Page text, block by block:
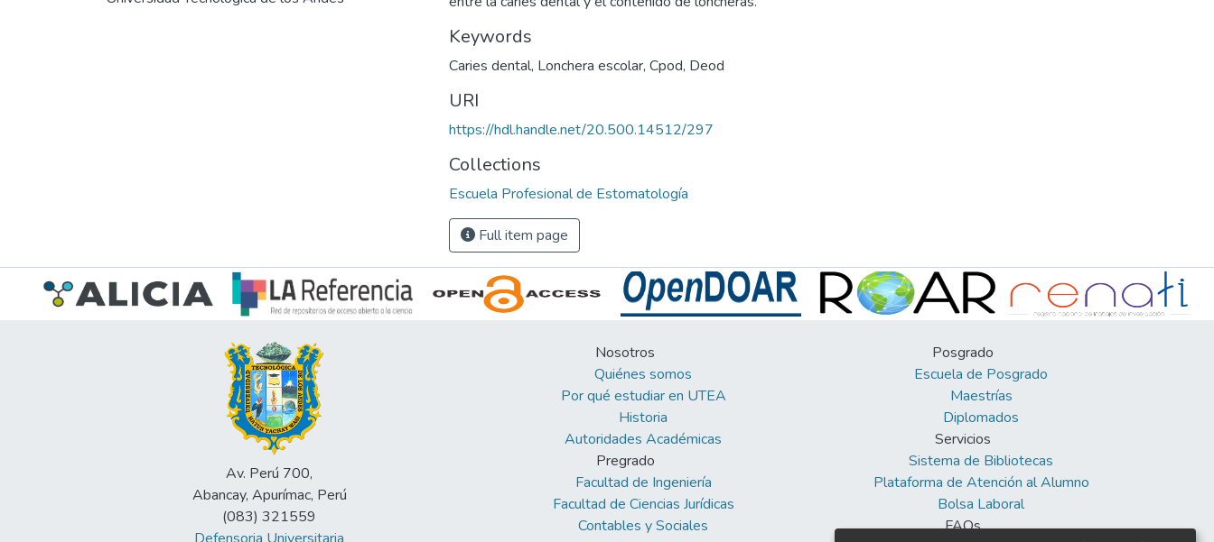
Keywords
Caries dental, Lonchera escolar, Cpod, Deod
URI
https://hdl.handle.net/20.500.14512/297
Collections
Escuela Profesional de Estomatología
Full item page
Av. Perú 700,
Abancay, Apurímac, Perú
(083) 321559
Nosotros
Quiénes somos
Por qué estudiar en UTEA
Historia
Autoridades Académicas
Pregrado
Facultad de Ingeniería
Facultad de Ciencias Jurídicas
Contables y Sociales
Posgrado
Escuela de Posgrado
Maestrías
Diplomados
Servicios
Sistema de Bibliotecas
Plataforma de Atención al Alumno
Bolsa Laboral
FAQs